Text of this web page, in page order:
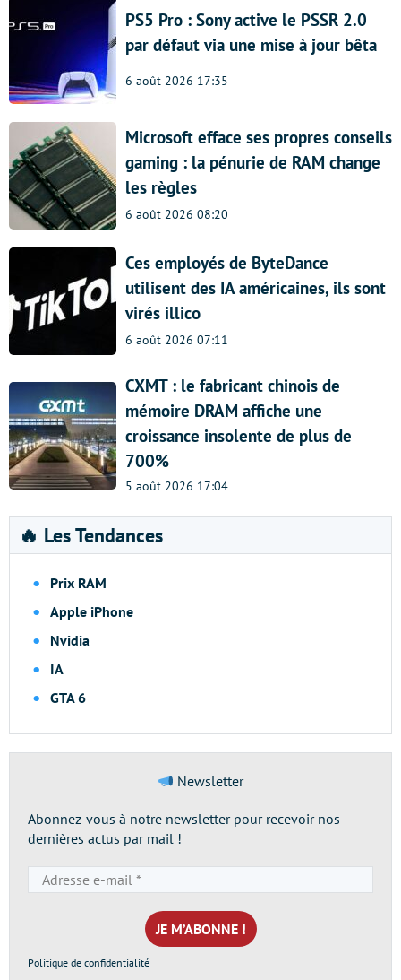
PS5 Pro : Sony active le PSSR 2.0
par défaut via une mise à jour bêta
6 août 2026 17:35
Microsoft efface ses propres conseils
gaming : la pénurie de RAM change
les règles
6 août 2026 08:20
Ces employés de ByteDance
utilisent des IA américaines, ils sont
virés illico
6 août 2026 07:11
CXMT : le fabricant chinois de
mémoire DRAM affiche une
croissance insolente de plus de
700%
5 août 2026 17:04
🔥 Les Tendances
Prix RAM
Apple iPhone
Nvidia
IA
GTA 6
Newsletter
Abonnez-vous à notre newsletter pour recevoir nos
dernières actus par mail !
e-
mail
*
Politique de confidentialité